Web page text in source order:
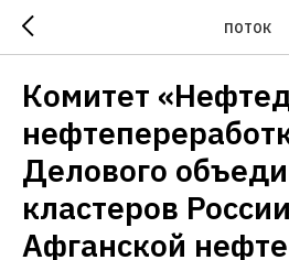
ПОТОК
Комитет
Делового
кластеров
Афганской